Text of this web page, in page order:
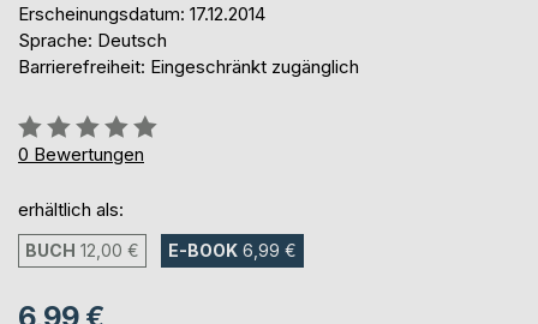
Erscheinungsdatum: 17.12.2014
Sprache: Deutsch
Barrierefreiheit: Eingeschränkt zugänglich
Bewertung::
0%
0 Bewertungen
erhältlich als:
BUCH 12,00 € E-BOOK 6,99 €